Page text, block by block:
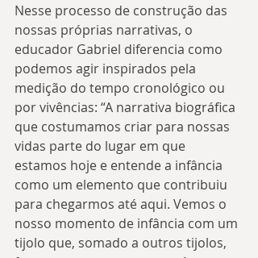
Nesse processo de construção das
nossas próprias narrativas, o
educador Gabriel diferencia como
podemos agir inspirados pela
medição do tempo cronológico ou
por vivências: “A narrativa biográfica
que costumamos criar para nossas
vidas parte do lugar em que
estamos hoje e entende a infância
como um elemento que contribuiu
para chegarmos até aqui. Vemos o
nosso momento de infância com um
tijolo que, somado a outros tijolos,